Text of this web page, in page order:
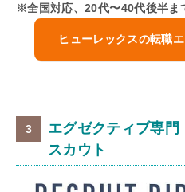
※全国対応、20代〜40代後半ま
ヒューレックスの転職
エグゼクティブ専門
スカウト